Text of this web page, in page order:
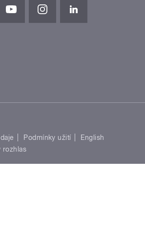
Podmínky užití
English
rozhlas